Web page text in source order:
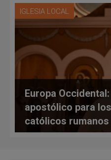
IGLESIA LOCAL
Europa
apostólico para
católicos rumanos